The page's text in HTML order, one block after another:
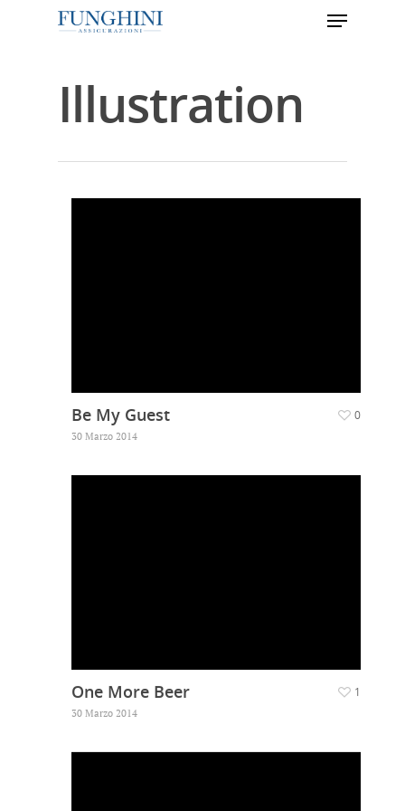
Hit enter to search or ESC to close
Illustration
Be My Guest
30 Marzo 2014
0
One More Beer
30 Marzo 2014
1